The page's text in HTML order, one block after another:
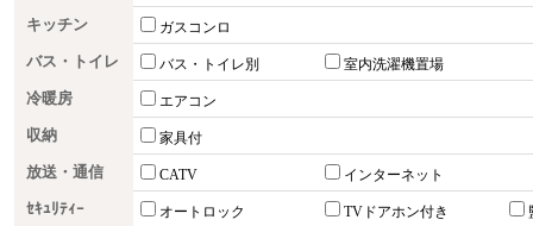
キッチン ガスコンロ
バス・トイレ バス・トイレ別 室内洗濯機置場
冷暖房 エアコン
収納 家具付
放送・通信 CATV インターネット
ｾｷｭﾘﾃｨｰ オートロック TVドアホン付き